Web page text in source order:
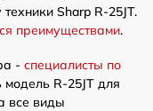
Sharp R-25JT.
преимуществами.
- специалисты по
модель R-25JT для
все виды